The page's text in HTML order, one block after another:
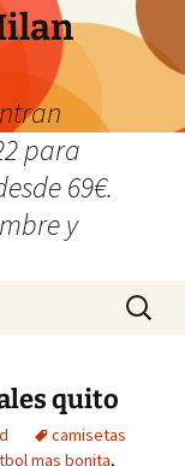
para
69€.
y
Buscar:
quito
camisetas
mas bonita,